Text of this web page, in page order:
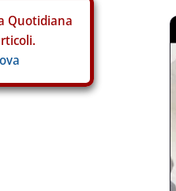
Quotidiana